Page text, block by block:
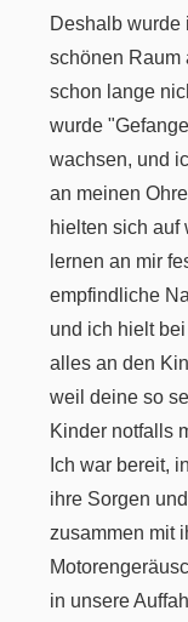
Deshalb wurde
schönen Raum
schon lange
wurde
wachsen, und
an meinen
hielten sich auf
lernen an mir
empfindliche
und ich hielt
alles an den
weil deine so
Kinder notfalls
Ich war bereit,
ihre Sorgen
zusammen mit
in unsere